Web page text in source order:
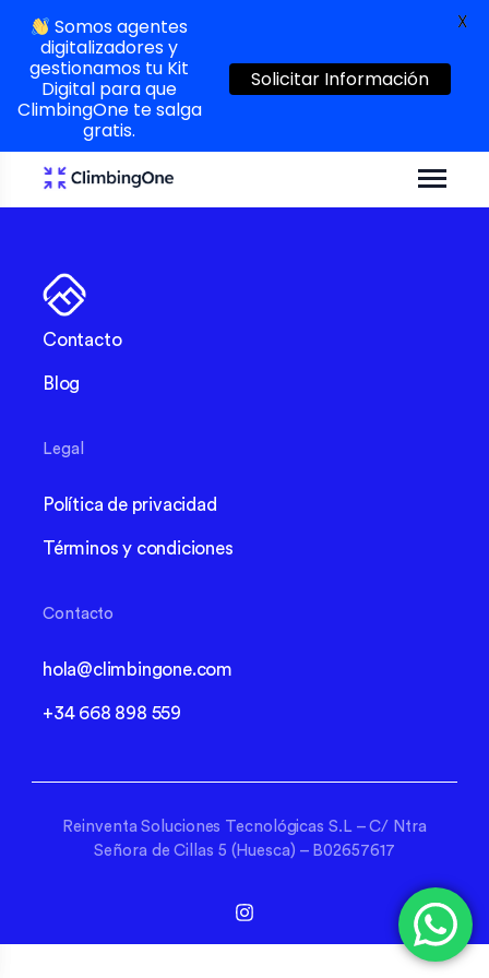
Contacto
Blog
Legal
Política de privacidad
Términos y condiciones
Contacto
hola@climbingone.com
+34 668 898 559
Reinventa Soluciones Tecnológicas S.L – C/ Ntra
Señora de Cillas 5 (Huesca) – B02657617
Somos agentes
digitalizadores y
gestionamos tu Kit
Digital para que
ClimbingOne te salga
gratis.
Solicitar Información
X